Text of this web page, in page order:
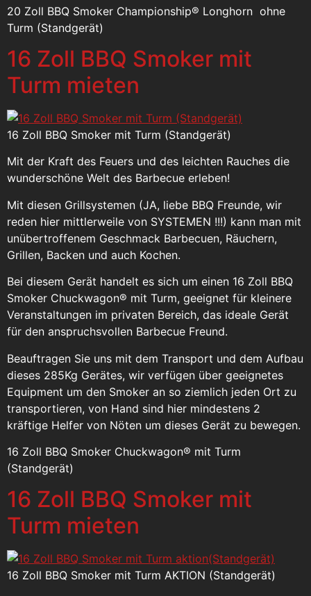
20 Zoll BBQ Smoker Championship® Longhorn ohne
Turm (Standgerät)
16 Zoll BBQ Smoker mit
Turm mieten
16 Zoll BBQ Smoker mit Turm (Standgerät)
Mit der Kraft des Feuers und des leichten Rauches die
wunderschöne Welt des Barbecue erleben!
Mit diesen Grillsystemen (JA, liebe BBQ Freunde, wir
reden hier mittlerweile von SYSTEMEN !!!) kann man mit
unübertroffenem Geschmack Barbecuen, Räuchern,
Grillen, Backen und auch Kochen.
Bei diesem Gerät handelt es sich um einen 16 Zoll BBQ
Smoker Chuckwagon® mit Turm, geeignet für kleinere
Veranstaltungen im privaten Bereich, das ideale Gerät
für den anspruchsvollen Barbecue Freund.
Beauftragen Sie uns mit dem Transport und dem Aufbau
dieses 285Kg Gerätes, wir verfügen über geeignetes
Equipment um den Smoker an so ziemlich jeden Ort zu
transportieren, von Hand sind hier mindestens 2
kräftige Helfer von Nöten um dieses Gerät zu bewegen.
16 Zoll BBQ Smoker Chuckwagon® mit Turm
(Standgerät)
16 Zoll BBQ Smoker mit
Turm mieten
16 Zoll BBQ Smoker mit Turm AKTION (Standgerät)